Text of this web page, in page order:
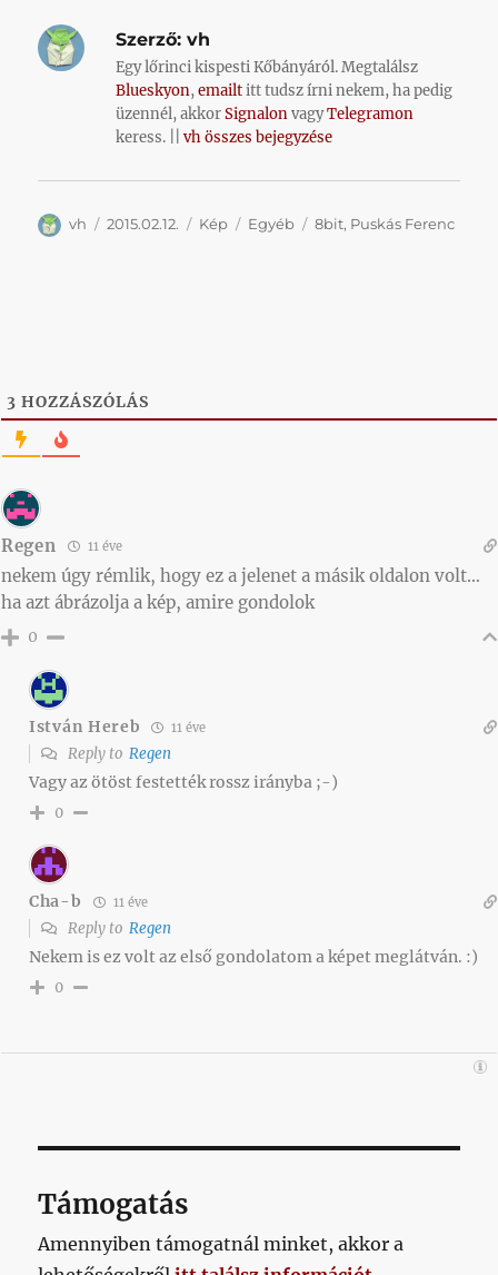
Szerző: vh
Egy lőrinci kispesti Kőbányáról. Megtalálsz
Blueskyon,emailtitt tudsz írni nekem, ha pedig
üzennél, akkorSignalonvagyTelegramon
keress. ||vh összes bejegyzése
Szerző
vh Közzétéve
2015.02.12. Forma
Kép Kategória
Egyéb Címke
8bit, Puskás Ferenc
3 HOZZÁSZÓLÁS
Regen 11 éve
nekem úgy rémlik, hogy ez a jelenet a másik oldalon volt…
ha azt ábrázolja a kép, amire gondolok
0
István Hereb 11 éve
Reply to Regen
Vagy az ötöst festették rossz irányba ;-)
0
Cha-b 11 éve
Reply to Regen
Nekem is ez volt az első gondolatom a képet meglátván. :)
0
Támogatás
Amennyiben támogatnál minket, akkor a